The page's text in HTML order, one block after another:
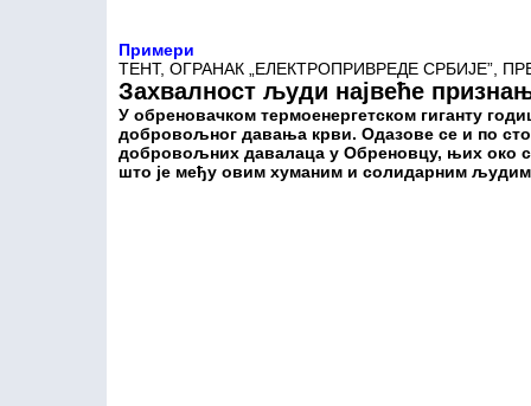
Примери
ТЕНТ, ОГРАНАК „ЕЛЕКТРОПРИВРЕДЕ СРБИЈЕ”,
Захвалност људи највеће
У обреновачком термоенергетском гиганту
добровољног давања крви. Одазове се и по
добровољних давалаца у Обреновцу, њих око
што је међу овим хуманим и солидарним